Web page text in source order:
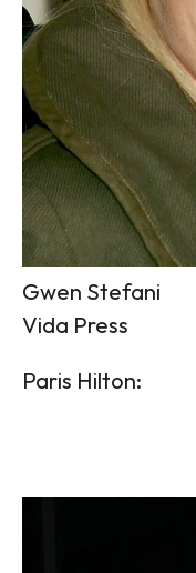
Gwen Stefani
Vida Press
Paris Hilton: